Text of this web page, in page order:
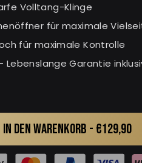
Volltang-Klinge
für maximale
für maximale Kontrolle
Lebenslange Garantie
IN DEN WARENKORB - €129,90